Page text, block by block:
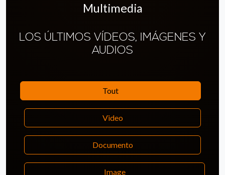
Multimedia
LOS ÚLTIMOS VÍDEOS, IMÁGENES Y
AUDIOS
Tout
Video
Documento
Image